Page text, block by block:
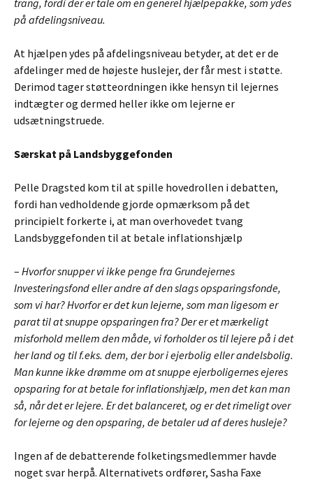
trang, fordi der er tale om en generel hjælpepakke, som ydes
på afdelingsniveau.
At hjælpen ydes på afdelingsniveau betyder, at det er de
afdelinger med de højeste huslejer, der får mest i støtte.
Derimod tager støtteordningen ikke hensyn til lejernes
indtægter og dermed heller ikke om lejerne er
udsætningstruede.
Særskat på Landsbyggefonden
Pelle Dragsted kom til at spille hovedrollen i debatten,
fordi han vedholdende gjorde opmærksom på det
principielt forkerte i, at man overhovedet tvang
Landsbyggefonden til at betale inflationshjælp
– Hvorfor snupper vi ikke penge fra Grundejernes
Investeringsfond eller andre af den slags opsparingsfonde,
som vi har? Hvorfor er det kun lejerne, som man ligesom er
parat til at snuppe opsparingen fra? Der er et mærkeligt
misforhold mellem den måde, vi forholder os til lejere på i det
her land og til f.eks. dem, der bor i ejerbolig eller andelsbolig.
Man kunne ikke drømme om at snuppe ejerboligernes ejeres
opsparing for at betale for inflationshjælp, men det kan man
så, når det er lejere. Er det balanceret, og er det rimeligt over
for lejerne og den opsparing, de betaler ud af deres husleje?
Ingen af de debatterende folketingsmedlemmer havde
noget svar herpå. Alternativets ordfører, Sasha Faxe